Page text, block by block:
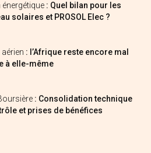
: Quel bilan pour les
solaires et PROSOL Elec ?
: l’Afrique reste encore mal
à elle-même
: Consolidation technique
et prises de bénéfices